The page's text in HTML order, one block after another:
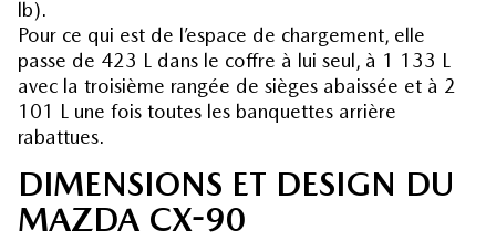
lb).
Pour ce qui est de l’espace de chargement, elle
passe de 423 L dans le coffre à lui seul, à 1 133 L
avec la troisième rangée de sièges abaissée et à 2
101 L une fois toutes les banquettes arrière
rabattues.
DIMENSIONS ET DESIGN DU
MAZDA CX-90